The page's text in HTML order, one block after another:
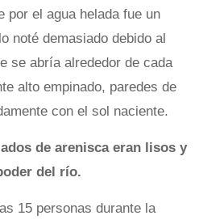
por el agua helada fue un
noté demasiado debido al
se abría alrededor de cada
alto empinado, paredes de
con el sol naciente.
de arenisca eran lisos y
del río.
15 personas durante la